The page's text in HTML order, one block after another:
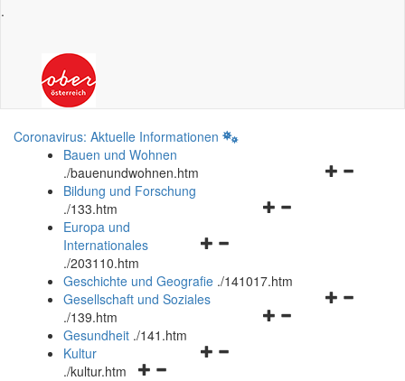
.
Coronavirus: Aktuelle Informationen
Bauen und Wohnen
./bauenundwohnen.htm
Navigationsmenü
Bildung und Forschung
./133.htm
Navigationsmenü
und
schließen
Europa und
Internationales
./203110.htm
Geschichte und Geografie ./141017.htm
Navigationsmenü
Gesellschaft und Soziales
./139.htm
Navigationsmenü
Gesundheit ./141.htm
Navigationsmenü
Kultur
./kultur.htm